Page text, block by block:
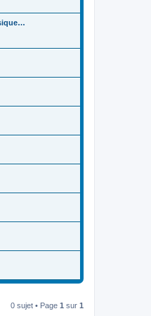
0 sujet • Page 1 sur 1